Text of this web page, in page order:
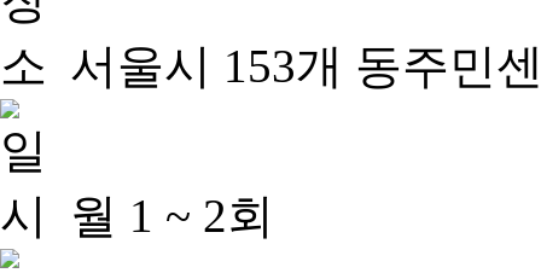
서울시 153개 동주민
월 1 ~ 2회